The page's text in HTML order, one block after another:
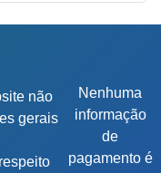
não
gerais
Nenhuma
informação
de
pagamento é